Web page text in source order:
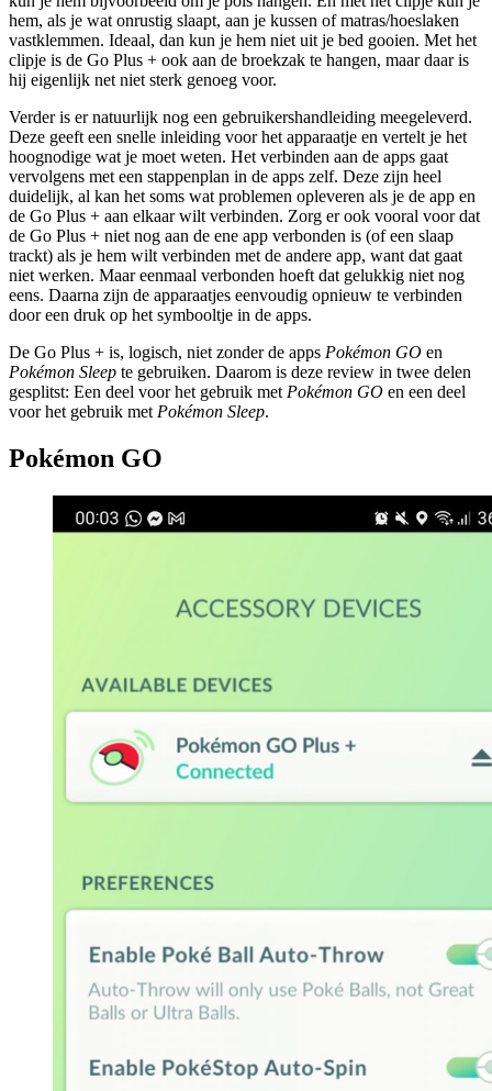
hem, als je wat onrustig slaapt, aan je kussen of matras/hoeslaken
vastklemmen. Ideaal, dan kun je hem niet uit je bed gooien. Met het
clipje is de Go Plus + ook aan de broekzak te hangen, maar daar is
hij eigenlijk net niet sterk genoeg voor.
Verder is er natuurlijk nog een gebruikershandleiding meegeleverd.
Deze geeft een snelle inleiding voor het apparaatje en vertelt je het
hoognodige wat je moet weten. Het verbinden aan de apps gaat
vervolgens met een stappenplan in de apps zelf. Deze zijn heel
duidelijk, al kan het soms wat problemen opleveren als je de app en
de Go Plus + aan elkaar wilt verbinden. Zorg er ook vooral voor dat
de Go Plus + niet nog aan de ene app verbonden is (of een slaap
trackt) als je hem wilt verbinden met de andere app, want dat gaat
niet werken. Maar eenmaal verbonden hoeft dat gelukkig niet nog
eens. Daarna zijn de apparaatjes eenvoudig opnieuw te verbinden
door een druk op het symbooltje in de apps.
De Go Plus + is, logisch, niet zonder de apps Pokémon GO en
Pokémon Sleep te gebruiken. Daarom is deze review in twee delen
gesplitst: Een deel voor het gebruik metPokémon GO en een deel
voor het gebruik metPokémon Sleep.
Pokémon GO